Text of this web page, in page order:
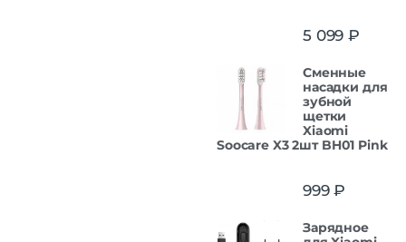
5 099 ₽
Сменные
насадки для
зубной
щетки
Xiaomi
Soocare X3 2шт BH01 Pink
999₽
Зарядное